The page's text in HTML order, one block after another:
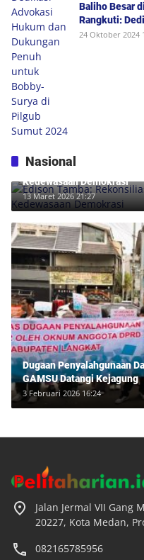
Baliho Besar
Rangkuti:
Dukungan
24 Oktober 2024
Nasional
Edison Tamba:
Kedewasaan Demokrasi
13 Maret 2026 21:27
Dugaan Penyalahgunaan
GAMSU Datangi Kejagung
3 Februari 2026 16:24
Jalan Jermal VII Gang
20227, Kota Medan,
082165785956